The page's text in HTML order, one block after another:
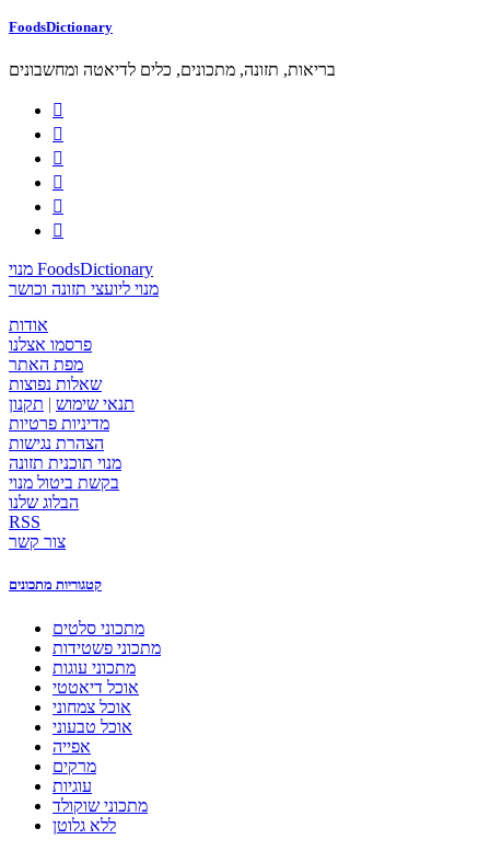
FoodsDictionary
בריאות, תזונה, מתכונים, כלים לדיאטה ומחשבונים






מנוי FoodsDictionary
מנוי ליועצי תזונה וכושר
אודות
פרסמו אצלנו
מפת האתר
שאלות נפוצות
תנאי שימוש | תקנון
מדיניות פרטיות
הצהרת נגישות
מנוי תוכנית תזונה
בקשת ביטול מנוי
הבלוג שלנו
RSS
צור קשר
קטגוריות מתכונים
מתכוני סלטים
מתכוני פשטידות
מתכוני עוגות
אוכל דיאטטי
אוכל צמחוני
אוכל טבעוני
אפייה
מרקים
עוגיות
מתכוני שוקולד
ללא גלוטן